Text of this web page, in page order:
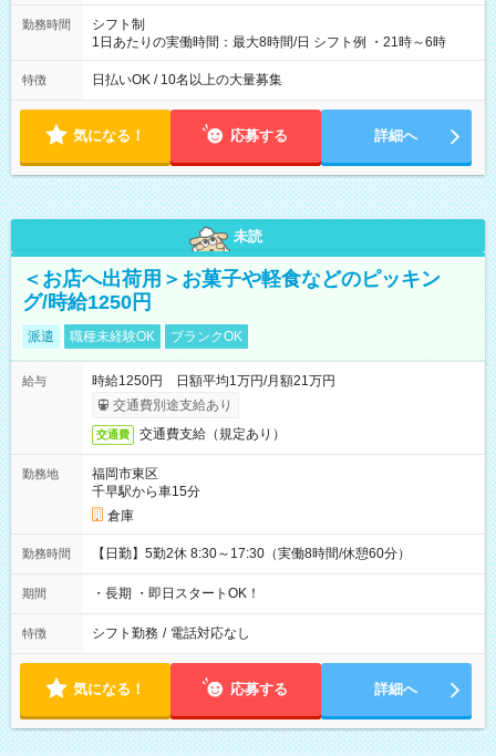
勤務時間
シフト制
1日あたりの実働時間：最大8時間/日 シフト例 ・21時～6時
特徴 日払いOK / 10名以上の大量募集
気になる！ 応募する 詳細へ
未読
＜お店へ出荷用＞お菓子や軽食などのピッキン
グ/時給1250円
派遣 職種未経験OK ブランクOK
給与
時給1250円 日額平均1万円/月額21万円
交通費別途支給あり
交通費 交通費支給（規定あり）
勤務地
福岡市東区
千早駅から車15分
倉庫
勤務時間 【日勤】5勤2休 8:30～17:30（実働8時間/休憩60分）
期間 ・長期 ・即日スタートOK！
特徴 シフト勤務 / 電話対応なし
気になる！ 応募する 詳細へ